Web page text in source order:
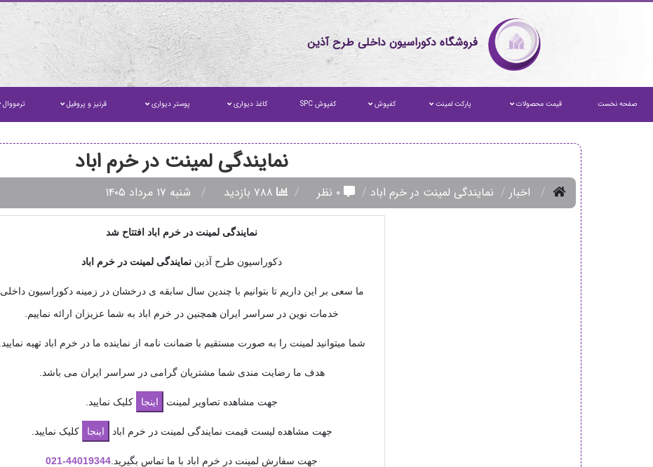
فروشگاه دکوراسیون داخلی طرح آذین
صفحه نخست قیمت محصولات پارکت لمینت کفپوش کفپوش SPC کاغذ دیواری پوستر دیواری قرنیز و پروفیل ترمووال
نمایندگی لمینت در خرم اباد
اخبار نمایندگی لمینت در خرم اباد ۰ نظر شنبه ۱۷ مرداد ۱۴۰۵
نمایندگی لمینت در خرم اباد افتتاح شد
دکوراسیون طرح آذین نمایندگی لمینت در خرم اباد
ما سعی بر این داریم تا بتوانیم با چندین سال سابقه ی درخشان در زمینه دکوراسیون داخلی
خدمات نوین در سراسر ایران همچنین در خرم اباد به شما عزیزان ارائه نماییم.
شما میتوانید لمینت را به صورت مستقیم با ضمانت نامه از نماینده ما در خرم اباد تهیه نمایید.
هدف ما رضایت مندی شما مشتریان گرامی در سراسر ایران می باشد.
جهت مشاهده تصاویر لمینت کلیک نمایید.
جهت مشاهده لیست قیمت نمایندگی لمینت در خرم اباد کلیک نمایید.
جهت سفارش لمینت در خرم اباد با ما تماس بگیرید. 44019344-
021